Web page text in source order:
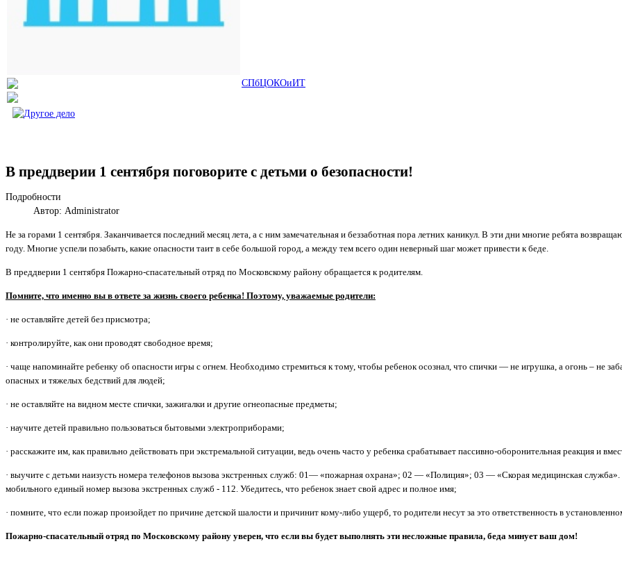
СПбЦОКОиИТ
В преддверии 1 сентября поговорите с детьми о безопасности!
Подробности
Автор: Administrator
Не за горами 1 сентября. Заканчивается последний месяц лета, а с ним замечательная и беззаботная пора летних каникул. В эти дни многие ребята
году. Многие успели позабыть, какие опасности таит в себе большой город, а между тем всего один неверный шаг может привести к беде.
В преддверии 1 сентября Пожарно-спасательный отряд по Московскому району обращается к родителям.
Помните, что именно вы в ответе за жизнь своего ребенка! Поэтому, уважаемые родители:
· не оставляйте детей без присмотра;
· контролируйте, как они проводят свободное время;
· чаще напоминайте ребенку об опасности игры с огнем. Необходимо стремиться к тому, чтобы ребенок осознал, что спички — не игрушка, а огонь – не
опасных и тяжелых бедствий для людей;
· не оставляйте на видном месте спички, зажигалки и другие огнеопасные предметы;
· научите детей правильно пользоваться бытовыми электроприборами;
· расскажите им, как правильно действовать при экстремальной ситуации, ведь очень часто у ребенка срабатывает пассивно-оборонительная реакция и
· выучите с детьми наизусть номера телефонов вызова экстренных служб: 01— «пожарная охрана»; 02 — «Полиция»; 03 — «Скорая медицинская служба».
мобильного единый номер вызова экстренных служб - 112. Убедитесь, что ребенок знает свой адрес и полное имя;
· помните, что если пожар произойдет по причине детской шалости и причинит кому-либо ущерб, то родители несут за это ответственность в
Пожарно-спасательный отряд по Московскому району уверен, что если вы будет выполнять эти несложные правила, беда минует ваш дом!